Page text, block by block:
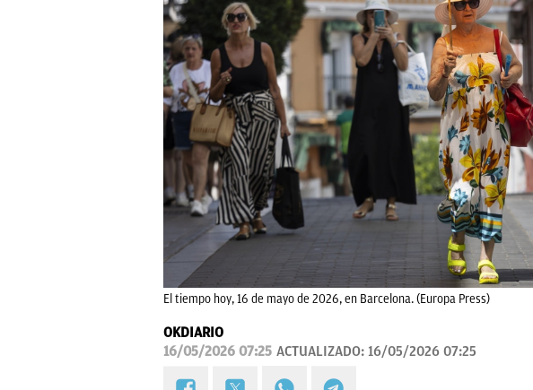
El tiempo hoy, 16 de mayo de 2026, en Barcelona. (Europa Press)
OKDIARIO
16/05/2026 07:25 ACTUALIZADO: 16/05/2026 07:25